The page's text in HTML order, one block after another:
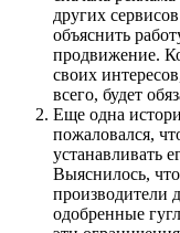
других
объяснить
продвижение.
своих
всего, будет
Еще одна
пожаловался,
устанавливать
Выяснилось,
производители
одобренные